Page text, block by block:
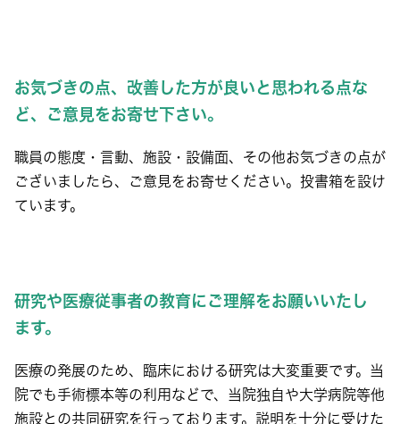
お気づきの点、改善した方が良いと思われる点な
ど、ご意見をお寄せ下さい。
職員の態度・言動、施設・設備面、その他お気づきの点が
ございましたら、ご意見をお寄せください。投書箱を設け
ています。
研究や医療従事者の教育にご理解をお願いいたし
ます。
医療の発展のため、臨床における研究は大変重要です。当
院でも手術標本等の利用などで、当院独自や大学病院等他
施設との共同研究を行っております。説明を十分に受けた